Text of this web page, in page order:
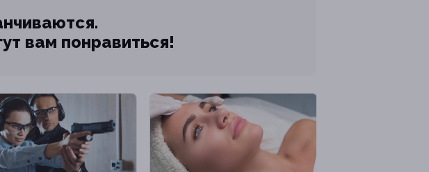
вам понравиться!